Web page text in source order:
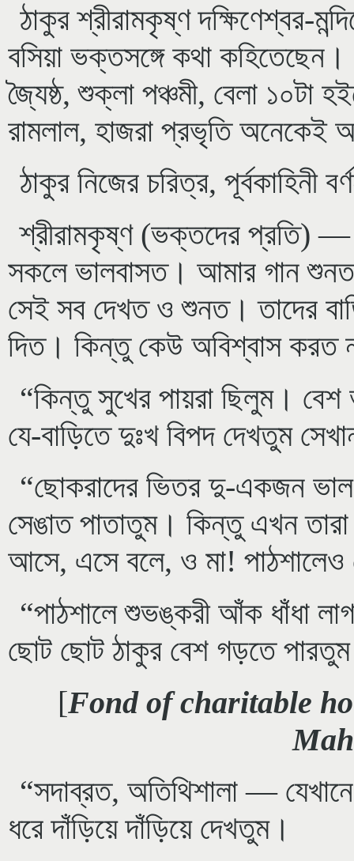
ঠাকুর শ্রীরামকৃষ্ণ দক্ষিণেশ্বর-
বসিয়া ভক্তসঙ্গে কথা
জ্যৈষ্ঠ, শুক্লা পঞ্চমী, বেলা ১০টা
রামলাল, হাজরা প্রভৃতি অনেকেই
ঠাকুর নিজের চরিত্র, পূর্বকাহিনী
শ্রীরামকৃষ্ণ (ভক্তদের প্রতি) —
সকলে ভালবাসত। আমার গান
সেই সব দেখত ও শুনত। তাদের
দিত। কিন্তু কেউ অবিশ্বাস করত
“কিন্তু সুখের পায়রা ছিলুম।
যে-বাড়িতে দুঃখ বিপদ দেখতুম
“ছোকরাদের ভিতর দু-একজন
সেঙাত পাতাতুম। কিন্তু এখন
আসে, এসে বলে, ও মা! পাঠশালেও
“পাঠশালে শুভঙ্করী আঁক ধাঁধা
ছোট ছোট ঠাকুর বেশ গড়তে
[Fond of charitable
“সদাব্রত, অতিথিশালা —
ধরে দাঁড়িয়ে দাঁড়িয়ে দেখতুম।